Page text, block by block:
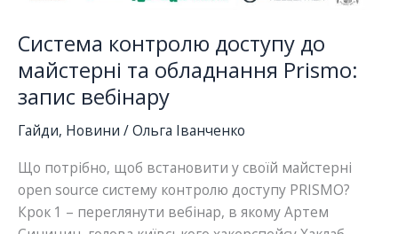
Система контролю доступу до
майстерні та обладнання Prismo:
запис вебінару
Гайди, Новини /Ольга Іванченко
Що потрібно, щоб встановити у своїй майстерні
open source систему контролю доступу PRISMO?
Крок 1 – переглянути вебінар, в якому Артем